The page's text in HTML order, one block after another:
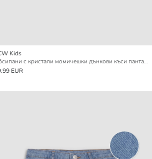
Kids
Обсипани с кристали момичешки дънкови къси панталони
EUR